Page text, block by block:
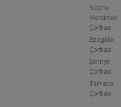
Süzme
Mercimek
Çorbası
Ezogelin
Çorbası
Şehriye
Çorbası
Tarhana
Çorbası